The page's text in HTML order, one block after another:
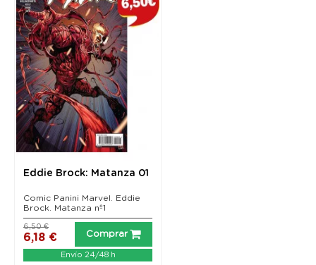
Eddie Brock: Matanza 01
Comic Panini Marvel. Eddie
Brock. Matanza nº1
6,18 €
6,50 €
Comprar
Envío 24/48 h